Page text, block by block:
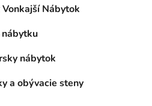
Nábytok
nábytok
a obývacie steny